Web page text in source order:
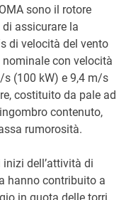
sono il rotore
assicurare la
di velocità del vento
con velocità
s (100 kW) e 9,4 m/s
costituito da pale ad
contenuto,
rumorosità.
inizi dell’attività di
hanno contribuito a